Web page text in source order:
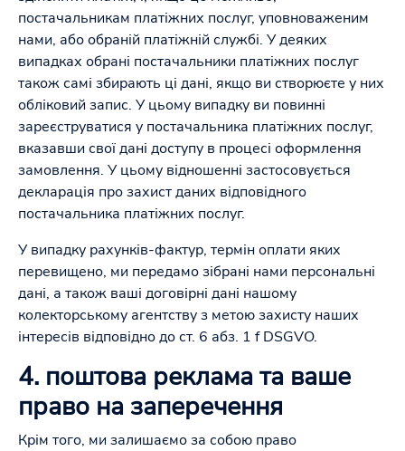
постачальникам платіжних послуг, уповноваженим
нами, або обраній платіжній службі. У деяких
випадках обрані постачальники платіжних послуг
також самі збирають ці дані, якщо ви створюєте у них
обліковий запис. У цьому випадку ви повинні
зареєструватися у постачальника платіжних послуг,
вказавши свої дані доступу в процесі оформлення
замовлення. У цьому відношенні застосовується
декларація про захист даних відповідного
постачальника платіжних послуг.
У випадку рахунків-фактур, термін оплати яких
перевищено, ми передамо зібрані нами персональні
дані, а також ваші договірні дані нашому
колекторському агентству з метою захисту наших
інтересів відповідно до ст. 6 абз. 1 f DSGVO.
4. поштова реклама та ваше
право на заперечення
Крім того, ми залишаємо за собою право